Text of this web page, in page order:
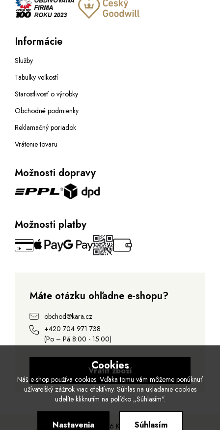
Informácie
Služby
Tabuľky veľkostí
Starostlivosť o výrobky
Obchodné podmienky
Reklamačný poriadok
Vrátenie tovaru
Možnosti dopravy
Možnosti platby
Máte otázku ohľadne e-shopu?
obchod@kara.cz
+420 704 971 738
(Po – Pá 8:00 - 15:00)
Vrátit zboží
© 2026 Kara.
Cookies
Náš e-shop používa cookies. Vďaka tomu vám môžeme ponúknuť
užívateľský zážitok viac efektívny. Súhlas na ukladanie cookies
udelíte kliknutím na políčko „Súhlasím".
Nastavenia Súhlasím